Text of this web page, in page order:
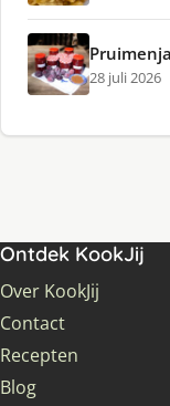
28 juli 2026
Ontdek KookJij
Over KookJij
Contact
Recepten
Blog